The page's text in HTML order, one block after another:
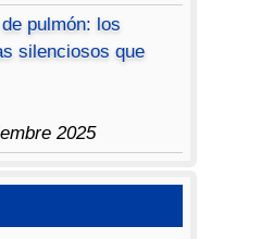
pulmón: los
silenciosos que
2025